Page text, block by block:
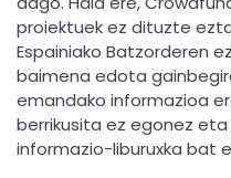
proiektuek ez dituzte
Espainiako Batzorderen
baimena edota
emandako informazioa
berrikusita ez egonez eta
informazio-liburuxka bat